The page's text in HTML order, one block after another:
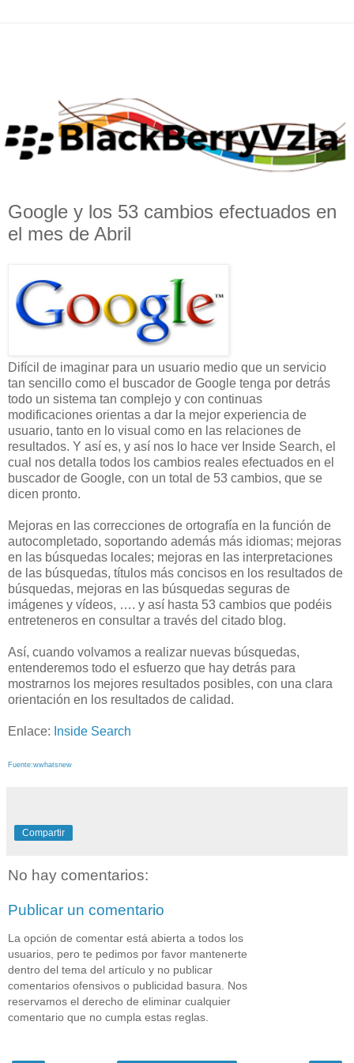
Google y los 53 cambios efectuados en
el mes de Abril
Difícil de imaginar para un usuario medio que un servicio
tan sencillo como el buscador de Google tenga por detrás
todo un sistema tan complejo y con continuas
modificaciones orientas a dar la mejor experiencia de
usuario, tanto en lo visual como en las relaciones de
resultados. Y así es, y así nos lo hace ver Inside Search, el
cual nos detalla todos los cambios reales efectuados en el
buscador de Google, con un total de 53 cambios, que se
dicen pronto.
Mejoras en las correcciones de ortografía en la función de
autocompletado, soportando además más idiomas; mejoras
en las búsquedas locales; mejoras en las interpretaciones
de las búsquedas, títulos más concisos en los resultados de
búsquedas, mejoras en las búsquedas seguras de
imágenes y vídeos, …. y así hasta 53 cambios que podéis
entreteneros en consultar a través del citado blog.
Así, cuando volvamos a realizar nuevas búsquedas,
entenderemos todo el esfuerzo que hay detrás para
mostrarnos los mejores resultados posibles, con una clara
orientación en los resultados de calidad.
Enlace: Inside Search
Fuente:wwhatsnew
Compartir
No hay comentarios:
Publicar un comentario
La opción de comentar está abierta a todos los
usuarios, pero te pedimos por favor mantenerte
dentro del tema del artículo y no publicar
comentarios ofensivos o publicidad basura. Nos
reservamos el derecho de eliminar cualquier
comentario que no cumpla estas reglas.